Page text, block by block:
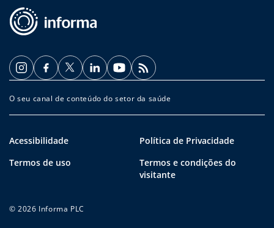
O seu canal de conteúdo do setor da saúde
Acessibilidade
Política de Privacidade
Termos de uso
Termos e condições do
visitante
© 2026 Informa PLC